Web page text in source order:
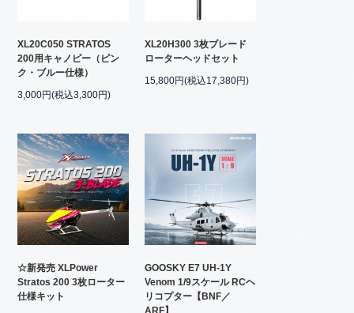
XL20C050 STRATOS
200用キャノピー（ピン
ク・ブルー仕様）
3,000円(税込3,300円)
XL20H300 3枚ブレード
ローターヘッドセット
15,800円(税込17,380円)
☆新発売 XLPower
Stratos 200 3枚ローター
仕様キット
GOOSKY E7 UH-1Y
Venom 1/9スケール RCヘ
リコプター【BNF／
ARF】